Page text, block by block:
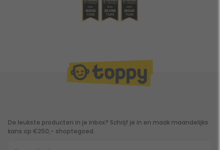
De leukste producten in je inbox? Schrijf je in en maak maandelijks
kans op €250,- shoptegoed.